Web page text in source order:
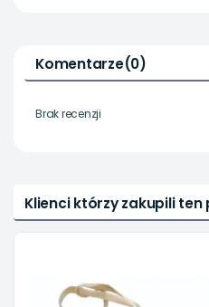
Komentarze(0)
Brak recenzji
Klienci którzy zakupili